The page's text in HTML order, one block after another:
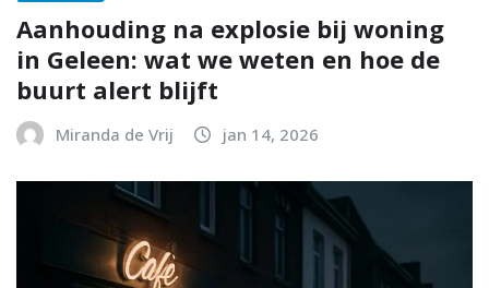
Aanhouding na explosie bij woning
in Geleen: wat we weten en hoe de
buurt alert blijft
Miranda de Vrij jan 14, 2026